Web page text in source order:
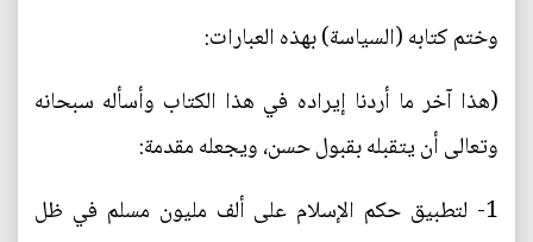
وختم كتابه (السياسة) بهذه العبارات:
(هذا آخر ما أردنا إيراده في هذا الكتاب وأسأله سبحانه
وتعالى أن يتقبله بقبول حسن، ويجعله مقدمة:
1- لتطبيق حكم الإسلام على ألف مليون مسلم في ظل